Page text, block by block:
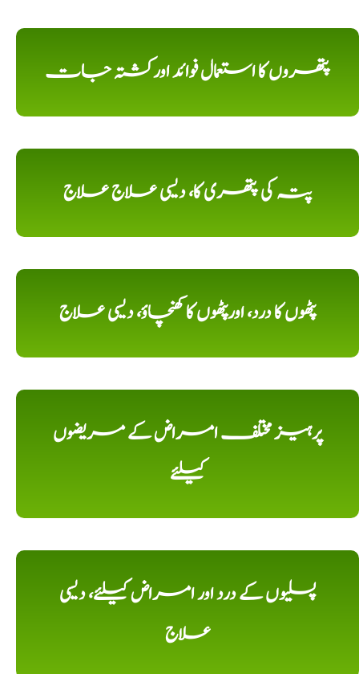
پتھروں کا استعمال فوائد اورکشتہ جات
پتہ کی پتھری کا، دیسی علاج علاج
پٹھوں کا درد، اورپٹھوں کا کھنچاؤ، دیسی علاج
پرہیز مختلف امراض کے مریضوں
کیلئے
پسلیوں کے درد اور امراض کیلئے، دیسی
علاج